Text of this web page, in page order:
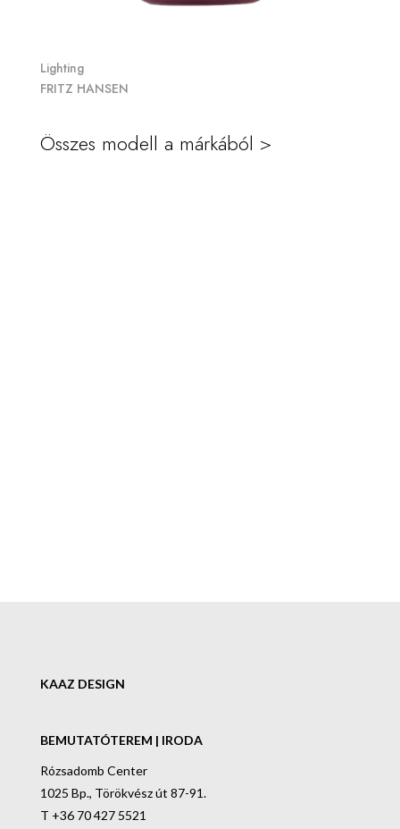
Lighting
FRITZ HANSEN
Összes modell a márkából >
KAAZ DESIGN
BEMUTATÓTEREM | IRODA
Rózsadomb Center
1025 Bp., Törökvész út 87-91.
T +36 70 427 5521